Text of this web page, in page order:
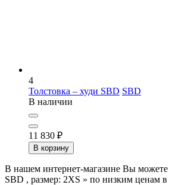
4
Толстовка – худи SBD SBD
В наличии
11 830 ₽
В корзину
В нашем интернет-магазине Вы
SBD , размер: 2XS » по низким ценам